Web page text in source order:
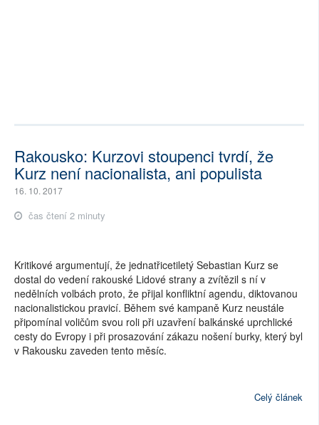
Rakousko: Kurzovi stoupenci tvrdí, že
Kurz není nacionalista, ani populista
16. 10. 2017
čas čtení 2 minuty
Kritikové argumentují, že jednatřicetiletý Sebastian Kurz se
dostal do vedení rakouské Lidové strany a zvítězil s ní v
nedělních volbách proto, že přijal konfliktní agendu, diktovanou
nacionalistickou pravicí. Během své kampaně Kurz neustále
připomínal voličům svou roli při uzavření balkánské uprchlické
cesty do Evropy i při prosazování zákazu nošení burky, který byl
v Rakousku zaveden tento měsíc.
Celý článek